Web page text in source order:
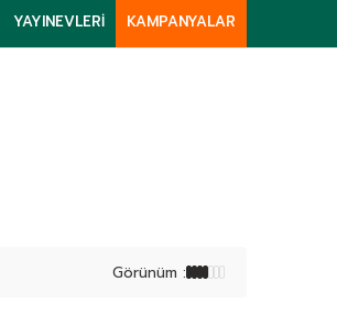
YAYINEVLERI KAMPANYALAR
Görünüm :